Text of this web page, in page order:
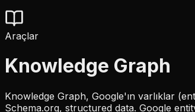
Araçlar
Knowledge Graph
Knowledge Graph, Google'ın varlıklar
Schema.org, structured data. Google